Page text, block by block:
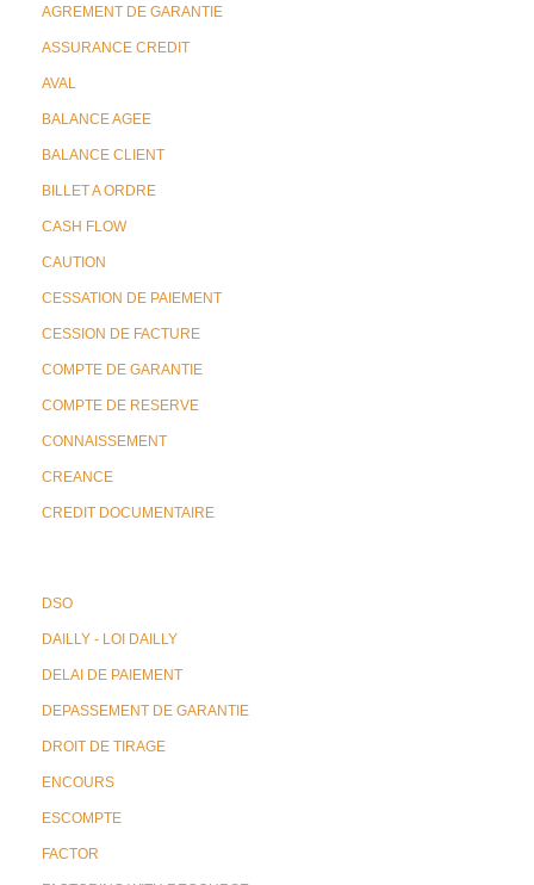
AGREMENT DE GARANTIE
ASSURANCE CREDIT
AVAL
BALANCE AGEE
BALANCE CLIENT
BILLET A ORDRE
CASH FLOW
CAUTION
CESSATION DE PAIEMENT
CESSION DE FACTURE
COMPTE DE GARANTIE
COMPTE DE RESERVE
CONNAISSEMENT
CREANCE
CREDIT DOCUMENTAIRE
DSO
DAILLY - LOI DAILLY
DELAI DE PAIEMENT
DEPASSEMENT DE GARANTIE
DROIT DE TIRAGE
ENCOURS
ESCOMPTE
FACTOR